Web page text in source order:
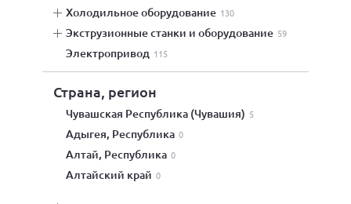
холодильное оборудование 130
экструзионные станки и оборудование 59
электропривод 115
Страна, регион
Чувашская Республика (Чувашия) 5
Адыгея, Республика 0
Алтай, Республика 0
Алтайский край 0